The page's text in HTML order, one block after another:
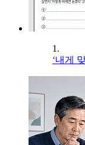
1.
‘내게